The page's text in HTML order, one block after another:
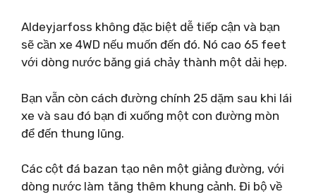
Aldeyjarfoss không đặc biệt dễ tiếp cận và bạn
sẽ cần xe 4WD nếu muốn đến đó. Nó cao 65 feet
với dòng nước băng giá chảy thành một dải hẹp.
Bạn vẫn còn cách đường chính 25 dặm sau khi lái
xe và sau đó bạn đi xuống một con đường mòn
để đến thung lũng.
Các cột đá bazan tạo nên một giảng đường, với
dòng nước làm tăng thêm khung cảnh. Đi bộ về